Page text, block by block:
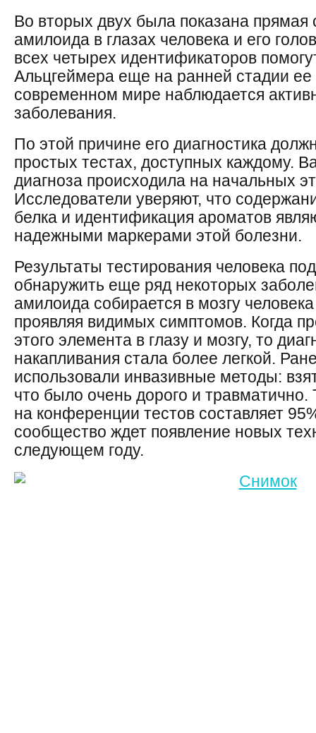
Во вторых двух была показана прямая
амилоида в глазах человека и его
всех четырех идентификаторов
Альцгеймера еще на ранней стадии ее
современном мире наблюдается
заболевания.
По этой причине его диагностика
простых тестах, доступных каждому.
диагноза происходила на начальных
Исследователи уверяют, что
белка и идентификация ароматов
надежными маркерами этой болезни.
Результаты тестирования человека
обнаружить еще ряд некоторых
амилоида собирается в мозгу
проявляя видимых симптомов. Когда
этого элемента в глазу и мозгу, то
накапливания стала более легкой.
использовали инвазивные методы:
что было очень дорого и
на конференции тестов составляет
сообщество ждет появление новых
следующем году.